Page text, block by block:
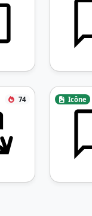
74 Icône